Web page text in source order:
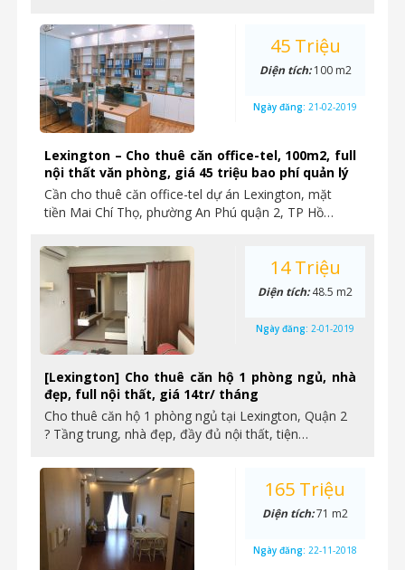
Lexington – Cho thuê căn office-tel, 100m2, full
nội thất văn phòng, giá 45 triệu bao phí quản lý
Cần cho thuê căn office-tel dự án Lexington, mặt
tiền Mai Chí Thọ, phường An Phú quận 2, TP Hồ…
45 Triệu
Diện tích:100 m2
Ngày đăng: 21-02-2019
[Lexington] Cho thuê căn hộ 1 phòng ngủ, nhà
đẹp, full nội thất, giá 14tr/ tháng
Cho thuê căn hộ 1 phòng ngủ tại Lexington, Quận 2
? Tầng trung, nhà đẹp, đầy đủ nội thất, tiện…
14 Triệu
Diện tích:48.5 m2
Ngày đăng: 2-01-2019
165 Triệu
Diện tích:71 m2
Ngày đăng: 22-11-2018